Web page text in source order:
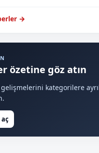
→
özetine göz atın
kategorilere